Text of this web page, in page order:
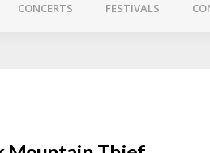
CONCERTS FESTIVALS